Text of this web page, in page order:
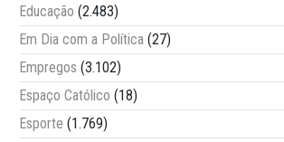
Educação (2.483)
Em Dia com a Política (27)
Empregos (3.102)
Espaço Católico (18)
Esporte (1.769)